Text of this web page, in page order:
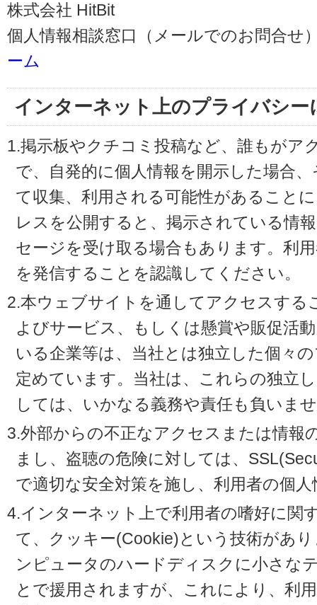
株式会社 HitBit
個人情報相談窓口（メールでのお問合せ
ーム
インターネット上のプライバシー
1.掲示板やクチコミ投稿など、誰もがア
で、自発的に個人情報を開示した場合
て収集、利用される可能性があること
レスを公開すると、掲示されている情
セージを受け取る場合もあります。利
を発信することを認識してください。
2.本ウェブサイトを通してアクセスする
よびサービス、もしくは懸賞や販促活
いる企業等は、当社とは独立した個々
定めています。当社は、これらの独立
しては、いかなる義務や責任も負いま
3.外部からの不正なアクセスまたは情報
まし、盗聴の危険に対しては、
で適切な安全対策を施し、利用者の個
4.インターネット上で利用者の嗜好に関
て、クッキー(Cookie)という技術があ
ンピュータのハードディスクに小さな
とで援用されますが、これにより、利